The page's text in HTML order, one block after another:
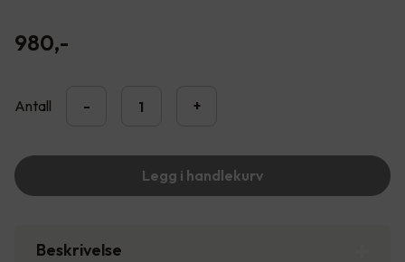
980,-
Antall - +
Legg i handlekurv
Beskrivelse